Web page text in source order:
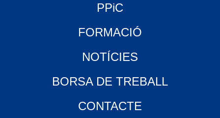
PPiC
FORMACIÓ
NOTÍCIES
BORSA DE TREBALL
CONTACTE